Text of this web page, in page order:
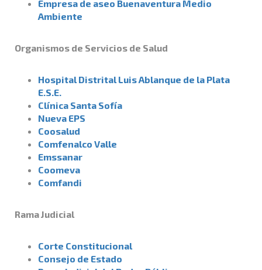
Empresa de aseo Buenaventura Medio
Ambiente
Organismos de Servicios de Salud
Hospital Distrital Luis Ablanque de la Plata
E.S.E.
Clínica Santa Sofía
Nueva EPS
Coosalud
Comfenalco Valle
Emssanar
Coomeva
Comfandi
Rama Judicial
Corte Constitucional
Consejo de Estado